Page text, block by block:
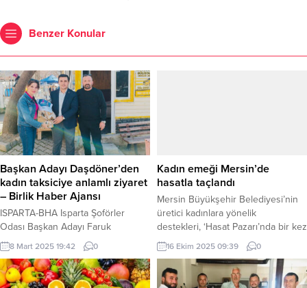
Benzer Konular
Başkan Adayı Daşdöner’den
kadın taksiciye anlamlı ziyaret
– Birlik Haber Ajansı
ISPARTA-BHA Isparta Şoförler
Odası Başkan Adayı Faruk
Daşdöner, 8 Mart Dünya Kadınlar
Günü dolayısıyla kadın şoför
esnafını unutmadı. Daşdöner, kadın
taksi şoförlerini ziyaret ederek
8 Mart 2025 19:42 0
Kadın emeği Mersin’de
hasatla taçlandı
Mersin Büyükşehir Belediyesi’nin
üretici kadınlara yönelik
destekleri, ‘Hasat Pazarı’nda bir kez
daha hayat buldu. MERSİN (İGFA) –
Mersin’de üretici kadınların el
emeğiyle hazırladığı yöresel ve
doğal ürünler, Kadın ve Aile
16 Ekim 2025 09:39 0